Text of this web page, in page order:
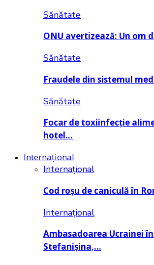
Sănătate
ONU avertizează: Un om
Sănătate
Fraudele din sistemul
Sănătate
Focar de toxiinfecție
hotel…
Internațional
Internațional
Cod roșu de caniculă în
Internațional
Ambasadoarea Ucrainei în
Stefanișina,…